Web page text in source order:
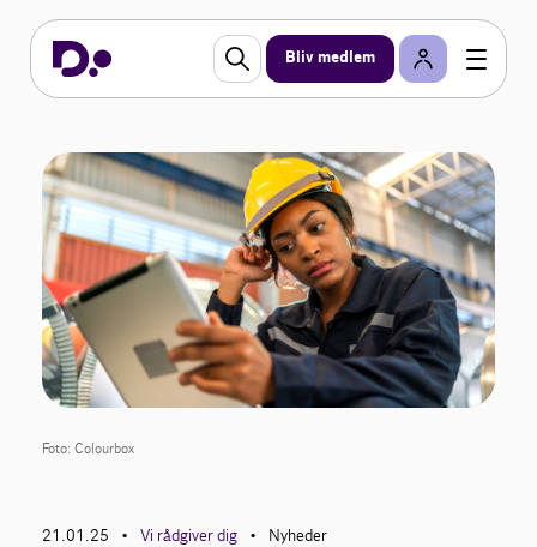
Bliv medlem
Foto: Colourbox
21.01.25 • Vi rådgiver dig • Nyheder